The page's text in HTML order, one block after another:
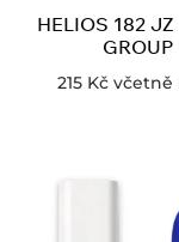
HELIOS 182
GROUP
215 Kč včetně